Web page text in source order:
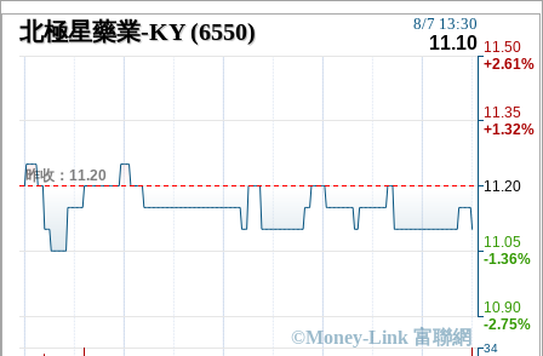
北極星藥業-KY(6550)
©Money-Link 富聯網
8/7 13:30
11.10
昨收：11.20
10.90
-2.75%
11.05
-1.36%
11.20
11.35
+1.32%
11.50
+2.61%
34